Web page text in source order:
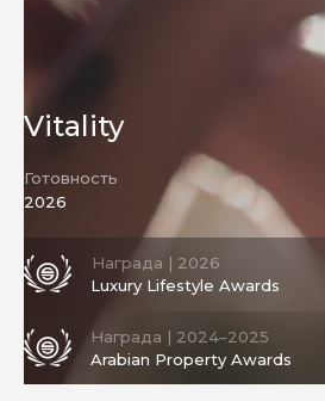
Vitality
Готовность
2026
Награда | 2026
Luxury Lifestyle Awards
Награда | 2024–2025
Arabian Property Awards